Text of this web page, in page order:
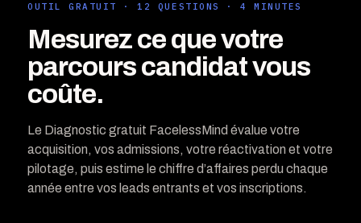
OUTIL GRATUIT · 12 QUESTIONS · 4 MINUTES
Mesurez ce que votre
parcours candidat vous
coûte.
Le Diagnostic gratuit FacelessMind évalue votre
acquisition, vos admissions, votre réactivation et votre
pilotage, puis estime le chiffre d’affaires perdu chaque
année entre vos leads entrants et vos inscriptions.